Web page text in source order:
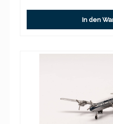
In den